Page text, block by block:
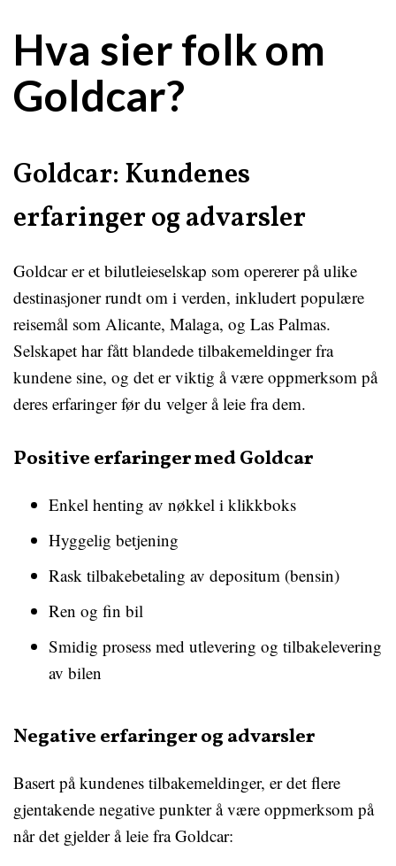
Hva sier folk om
Goldcar?
Goldcar: Kundenes
erfaringer og advarsler
Goldcar er et bilutleieselskap som opererer på ulike
destinasjoner rundt om i verden, inkludert populære
reisemål som Alicante, Malaga, og Las Palmas.
Selskapet har fått blandede tilbakemeldinger fra
kundene sine, og det er viktig å være oppmerksom på
deres erfaringer før du velger å leie fra dem.
Positive erfaringer med Goldcar
Enkel henting av nøkkel i klikkboks
Hyggelig betjening
Rask tilbakebetaling av depositum (bensin)
Ren og fin bil
Smidig prosess med utlevering og tilbakelevering
av bilen
Negative erfaringer og advarsler
Basert på kundenes tilbakemeldinger, er det flere
gjentakende negative punkter å være oppmerksom på
når det gjelder å leie fra Goldcar: